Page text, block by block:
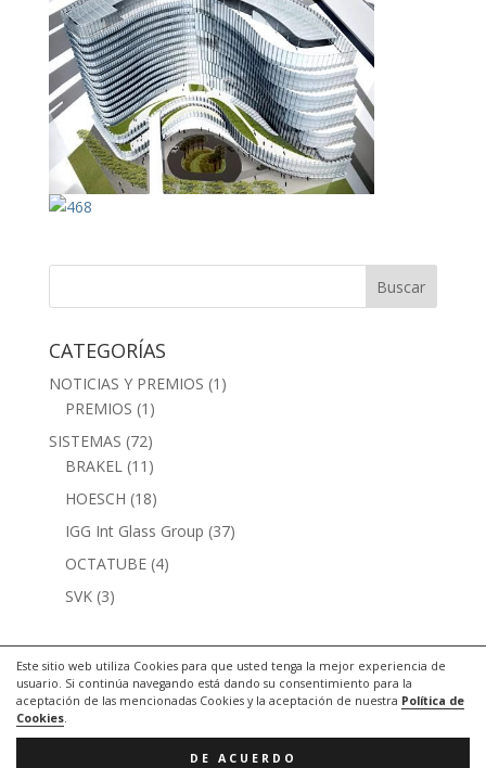
Este sitio web utiliza Cookies para que usted tenga la mejor experiencia de
usuario. Si continúa navegando está dando su consentimiento para la
aceptación de las mencionadas Cookies y la aceptación de nuestra Política de
Cookies.
DE ACUERDO
CATEGORÍAS
NOTICIAS Y PREMIOS (1)
PREMIOS (1)
SISTEMAS (72)
BRAKEL(11)
HOESCH (18)
IGG Int Glass Group (37)
OCTATUBE(4)
SVK(3)
(c) EMC INTERNACIONAL | Desarrollado por e-
identific.com